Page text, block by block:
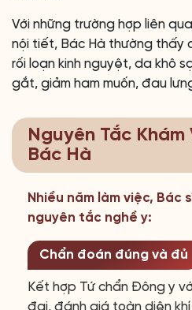
Với những trường hợp liên
nội tiết, Bác Hà thường thấy
rối loạn kinh nguyệt, da khô
gắt, giảm ham muốn, đau
Nguyên Tắc
Bác Hà
Nhiều năm làm việc, Bác
nguyên tắc nghề y:
Chẩn đoán đúng và đủ
Kết hợp Tứ chẩn Đông y
đại, đánh giá toàn diện